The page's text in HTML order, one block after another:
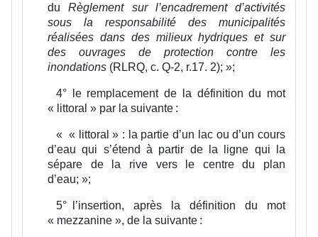
duRèglement sur l’encadrement d’activités
sous la responsabilité des municipalités
réalisées dans des milieux hydriques et sur
des ouvrages de protection contre les
inondations (RLRQ, c. Q-2, r.17. 2); »;
4°
le remplacement de la définition du mot
« littoral » par la suivante :
« « littoral » : la partie d’un lac ou d’un cours
d’eau qui s’étend à partir de la ligne qui la
sépare de la rive vers le centre du plan
d’eau; »;
5°
l’insertion, après la définition du mot
« mezzanine », de la suivante :